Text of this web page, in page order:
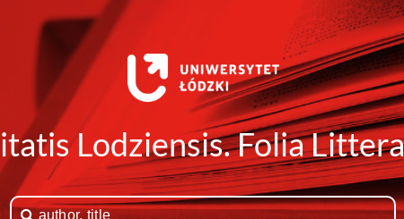
Lodziensis. Folia